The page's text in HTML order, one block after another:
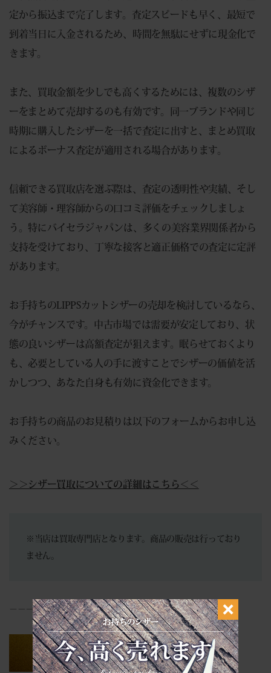
定から振込まで完了します。査定スピードも早く、最短で
到着当日に入金されるため、時間を無駄にせずに現金化で
きます。
また、買取金額を少しでも高くするためには、複数のシザ
ーをまとめて売却するのも有効です。同一ブランドや同じ
時期に購入したシザーを一括で査定に出すと、まとめ買取
によるボーナス査定が適用される場合があります。
信頼できる買取店を選ぶ際は、査定の透明性や実績、そし
て美容師・理容師からの口コミ評価をチェックしましょ
う。特にバイセラジャパンは、多くの美容業界関係者から
支持を受けており、丁寧な接客と適正価格での査定に定評
があります。
お手持ちのLIPPSカットシザーの売却を検討しているなら、
今がチャンスです。中古市場では需要が安定しており、状
態の良いシザーは高額査定が狙えます。眠らせておくより
も、必要としている人の手に渡すことでシザーの価値を活
かしつつ、あなた自身も有効に資金化できます。
お手持ちの商品のお見積りは以下のフォームからお申し込
みください。
＞＞シザー買取についての詳細はこちら＜＜
※当店は買取専門店となります。商品の販売は行っており
ません。
－－－－－－－－－－－－－－－－